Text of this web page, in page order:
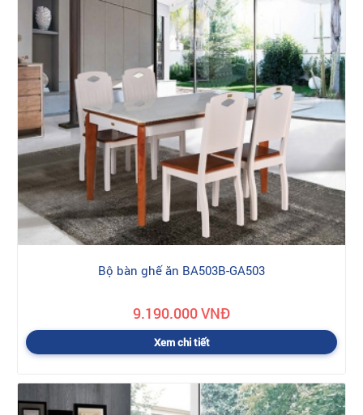
Bộ bàn ghế ăn BA503B-GA503
9.190.000 VNĐ
Xem chi tiết